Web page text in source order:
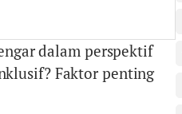
dalam perspektif
Faktor penting